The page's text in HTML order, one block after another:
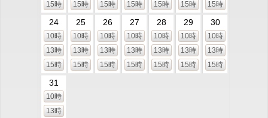
15時
15時
15時
15時
15時
15時
15時
24
10時
13時
15時
25
10時
13時
15時
26
10時
13時
15時
27
10時
13時
15時
28
10時
13時
15時
29
10時
13時
15時
30
10時
13時
15時
31
10時
13時